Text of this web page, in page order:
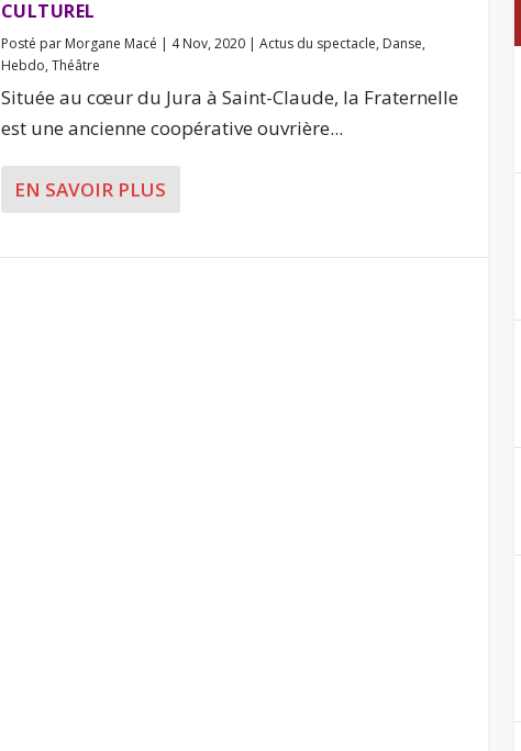
CULTUREL
Posté par Morgane Macé | 4 Nov, 2020| Actus du spectacle, Danse,
Hebdo, Théâtre
Située au cœur du Jura à Saint-Claude, la Fraternelle
est une ancienne coopérative ouvrière...
EN SAVOIR PLUS